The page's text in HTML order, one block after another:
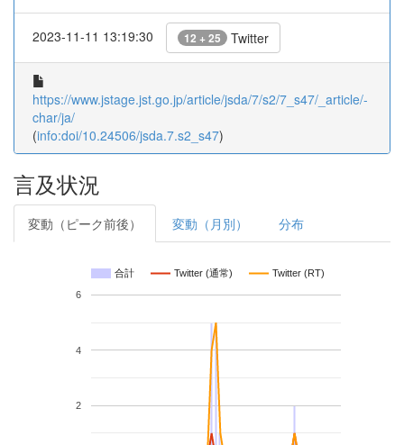
2023-11-11 13:19:30 12 + 25 Twitter
https://www.jstage.jst.go.jp/article/jsda/7/s2/7_s47/_article/-
char/ja/
(info:doi/10.24506/jsda.7.s2_s47)
言及状況
変動（ピーク前後） 変動（月別） 分布
合計 Twitter (通常) Twitter (RT)
2
4
6